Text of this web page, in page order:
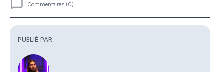
PUBLIÉ PAR
Commentaires (0)